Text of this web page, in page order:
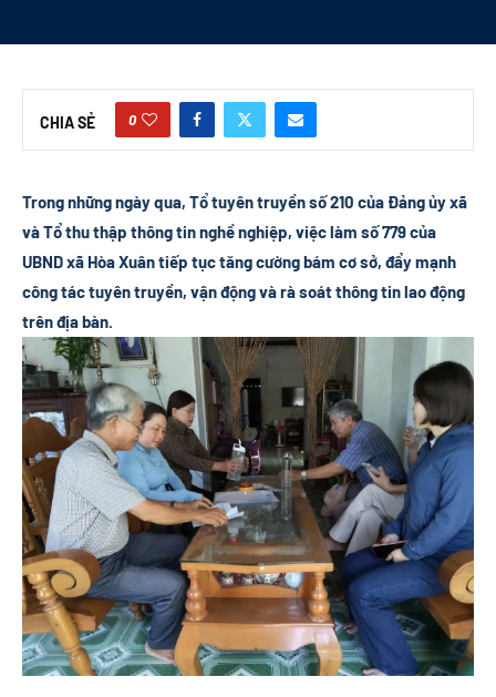
CHIA SẺ 0
Trong những ngày qua, Tổ tuyên truyền số 210 của Đảng ủy xã
và Tổ thu thập thông tin nghề nghiệp, việc làm số 779 của
UBND xã Hòa Xuân tiếp tục tăng cường bám cơ sở, đẩy mạnh
công tác tuyên truyền, vận động và rà soát thông tin lao động
trên địa bàn.